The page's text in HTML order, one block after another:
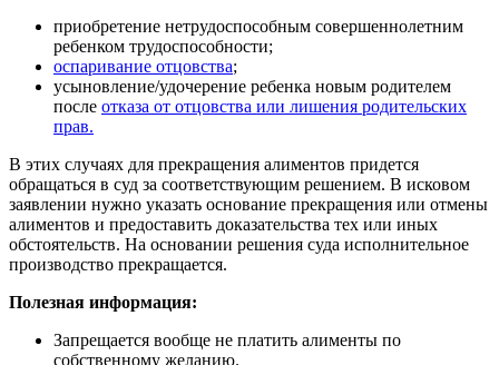
приобретение нетрудоспособным совершеннолетним
ребенком трудоспособности;
оспаривание отцовства;
усыновление/удочерение ребенка новым родителем
после отказа от отцовства или лишения родительских
прав.
В этих случаях для прекращения алиментов придется
обращаться в суд за соответствующим решением. В исковом
заявлении нужно указать основание прекращения или отмены
алиментов и предоставить доказательства тех или иных
обстоятельств. На основании решения суда исполнительное
производство прекращается.
Полезная информация:
Запрещается вообще не платить алименты по
собственному желанию.